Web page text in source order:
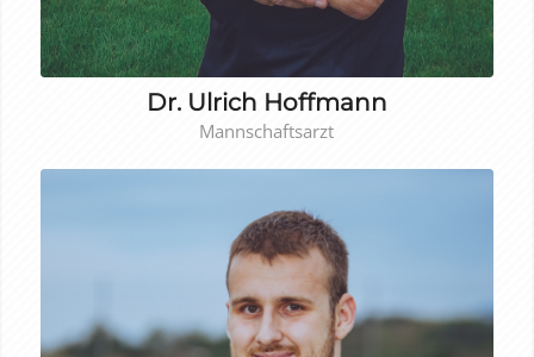
Dr. Ulrich Hoffmann
Mannschaftsarzt